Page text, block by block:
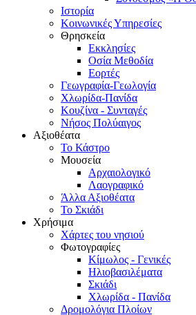
Ιστορία
Κοινωνικές Υπηρεσίες
Θρησκεία
Εκκλησίες
Οσία Μεθοδία
Εορτές
Γεωγραφία-Γεωλογία
Χλωρίδα-Πανίδα
Κουζίνα - Συνταγές
Νήσος Πολύαιγος
Αξιοθέατα
Το Κάστρο
Μουσεία
Αρχαιολογικό
Λαογραφικό
Άλλα Αξιοθέατα
Το Σκιάδι
Χρήσιμα
Χάρτες του νησιού
Φωτογραφίες
Κίμωλος - Γενικές
Ηλιοβασιλέματα
Σκιάδι
Χλωρίδα - Πανίδα
Δρομολόγια Πλοίων